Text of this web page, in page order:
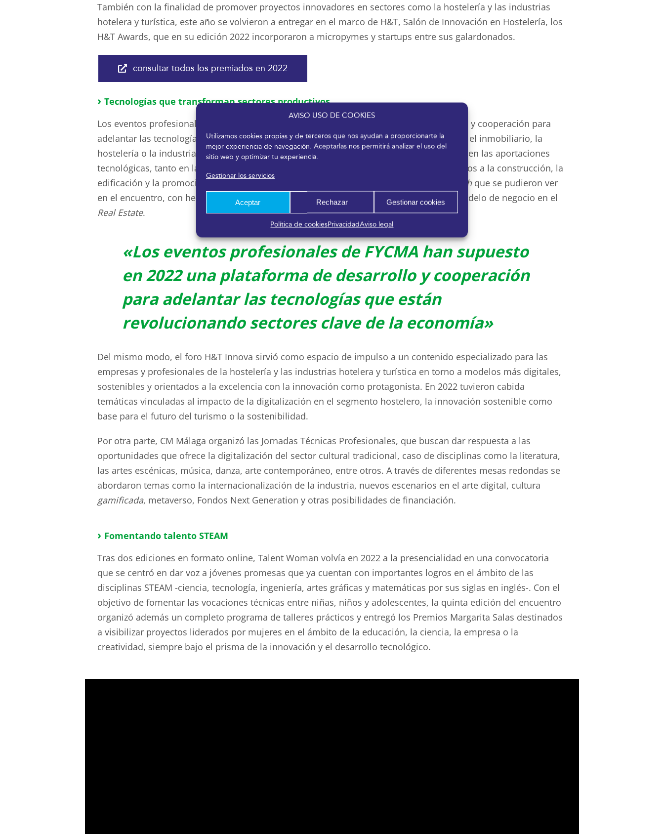
AVISO USO DE COOKIES
Utilizamos cookies propias y de terceros que nos ayudan a proporcionarte la
mejor experiencia de navegación. Aceptarlas nos permitirá analizar el uso del
sitio web y optimizar tu experiencia.
Gestionar los servicios
Aceptar Rechazar Gestionar cookies
Política de cookiesPrivacidadAviso legal
También con la finalidad de promover proyectos innovadores en sectores como la hostelería y las industrias
hotelera y turística, este año se volvieron a entregar en el marco de H&T, Salón de Innovación en Hostelería, los
H&T Awards, que en su edición 2022 incorporaron a micropymes y startups entre sus galardonados.
consultar todos los premiados en 2022
› Tecnologías que transforman sectores productivos
Los eventos profesionales de FYCMA han supuesto en 2022 una plataforma de desarrollo y cooperación para
adelantar las tecnologías que están revolucionando sectores clave de la economía como el inmobiliario, la
hostelería o la industria cultural. De esta forma, Simed fue el escenario para profundizar en las aportaciones
tecnológicas, tanto en la forma de relacionarse con el cliente como en aspectos vinculados a la construcción, la
edificación y la promoción. Fue a través de las iniciativas y proyectos en materia
proptechque se pudieron ver
en el encuentro, con herramientas y soluciones innovadoras que vienen a cambiar el modelo de negocio en el
Real Estate.
«Los eventos profesionales de FYCMA han supuesto
en 2022 una plataforma de desarrollo y cooperación
para adelantar las tecnologías que están
revolucionando sectores clave de la economía»
Del mismo modo, el foro H&T Innova sirvió como espacio de impulso a un contenido especializado para las
empresas y profesionales de la hostelería y las industrias hotelera y turística en torno a modelos más digitales,
sostenibles y orientados a la excelencia con la innovación como protagonista. En 2022 tuvieron cabida
temáticas vinculadas al impacto de la digitalización en el segmento hostelero, la innovación sostenible como
base para el futuro del turismo o la sostenibilidad.
Por otra parte, CM Málaga organizó las Jornadas Técnicas Profesionales, que buscan dar respuesta a las
oportunidades que ofrece la digitalización del sector cultural tradicional, caso de disciplinas como la literatura,
las artes escénicas, música, danza, arte contemporáneo, entre otros. A través de diferentes mesas redondas se
abordaron temas como la internacionalización de la industria, nuevos escenarios en el arte digital, cultura
gamificada, metaverso, Fondos Next Generation y otras posibilidades de financiación.
› Fomentando talento STEAM
Tras dos ediciones en formato online, Talent Woman volvía en 2022 a la presencialidad en una convocatoria
que se centró en dar voz a jóvenes promesas que ya cuentan con importantes logros en el ámbito de las
disciplinas STEAM -ciencia, tecnología, ingeniería, artes gráficas y matemáticas por sus siglas en inglés-. Con el
objetivo de fomentar las vocaciones técnicas entre niñas, niños y adolescentes, la quinta edición del encuentro
organizó además un completo programa de talleres prácticos y entregó los Premios Margarita Salas destinados
a visibilizar proyectos liderados por mujeres en el ámbito de la educación, la ciencia, la empresa o la
creatividad, siempre bajo el prisma de la innovación y el desarrollo tecnológico.